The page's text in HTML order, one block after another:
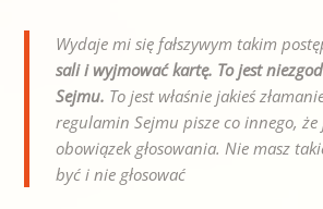
Wydaje mi się fałszywym takim
sali i wyjmować kartę. To jest
Sejmu. To jest właśnie jakieś
regulamin Sejmu pisze co innego, że
obowiązek głosowania. Nie masz
być i nie głosować